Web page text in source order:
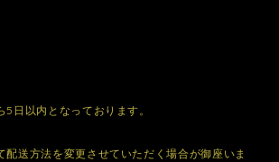
5日以内となっております。
送方法を変更させていただく場合が御座いま